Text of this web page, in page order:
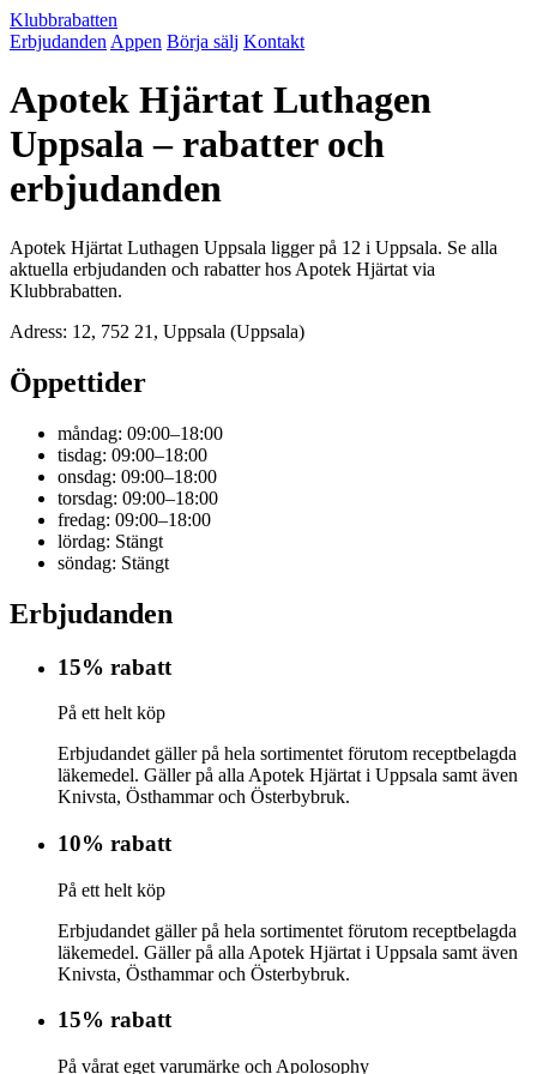
Klubbrabatten
Erbjudanden Appen Börja sälj Kontakt
Apotek Hjärtat Luthagen
Uppsala – rabatter och
erbjudanden
Apotek Hjärtat Luthagen Uppsala ligger på 12 i Uppsala. Se alla
aktuella erbjudanden och rabatter hos Apotek Hjärtat via
Klubbrabatten.
Adress: 12, 752 21, Uppsala (Uppsala)
Öppettider
måndag: 09:00–18:00
tisdag: 09:00–18:00
onsdag: 09:00–18:00
torsdag: 09:00–18:00
fredag: 09:00–18:00
lördag: Stängt
söndag: Stängt
Erbjudanden
15% rabatt
På ett helt köp
Erbjudandet gäller på hela sortimentet förutom receptbelagda
läkemedel. Gäller på alla Apotek Hjärtat i Uppsala samt även
Knivsta, Östhammar och Österbybruk.
10% rabatt
På ett helt köp
Erbjudandet gäller på hela sortimentet förutom receptbelagda
läkemedel. Gäller på alla Apotek Hjärtat i Uppsala samt även
Knivsta, Östhammar och Österbybruk.
15% rabatt
På vårat eget varumärke och Apolosophy